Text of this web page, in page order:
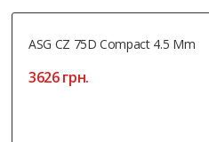
ASG CZ 75D Compact 4.5 Mm
3626 грн.